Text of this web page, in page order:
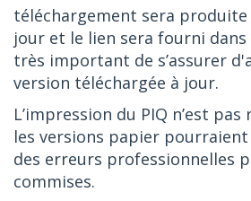
téléchargement sera produite
jour et le lien sera fourni
très important de s’assurer
version téléchargée à jour.
L’impression du PIQ n’est
les versions papier
des erreurs professionnelles
commises.